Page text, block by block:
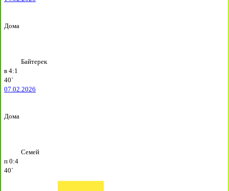
Дома
Байтерек
в 4:1
40`
07.02.2026
Дома
Семей
п 0:4
40`